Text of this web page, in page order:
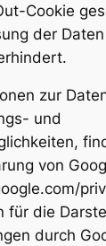
Cookie
der
zur
und
von
für die
durch